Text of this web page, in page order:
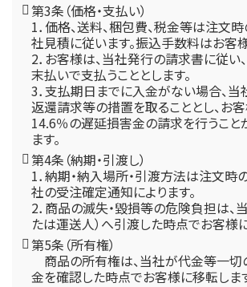
第3条（価格・支払い）
1．価格、送料、梱包費、税金等は注文
社見積に従います。振込手数料はお客
2．お客様は、当社発行の請求書に従い
末払いで支払うこととします。
3．支払期日までに入金がない場合、当
返還請求等の措置を取ることとし、お
14.6％の遅延損害金の請求を行うこと
ます。
第4条（納期・引渡し）
1．納期・納入場所・引渡方法は注文時
社の受注確定通知によります。
2．商品の滅失・毀損等の危険負担は、
たは運送人）へ引渡した時点でお客様
第5条（所有権）
商品の所有権は、当社が代金等一
金を確認した時点でお客様に移転しま